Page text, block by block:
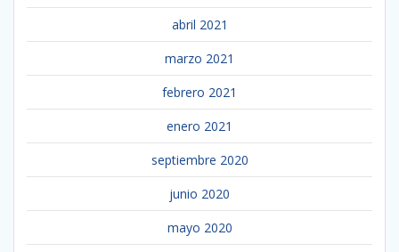
abril 2021
marzo 2021
febrero 2021
enero 2021
septiembre 2020
junio 2020
mayo 2020